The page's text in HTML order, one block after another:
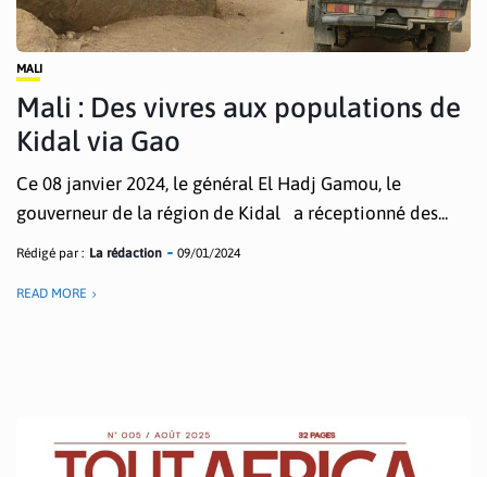
MALI
Mali : Des vivres aux populations de
Kidal via Gao
Ce 08 janvier 2024, le général El Hadj Gamou, le
gouverneur de la région de Kidal a réceptionné des...
Rédigé par : La rédaction 09/01/2024
READ MORE